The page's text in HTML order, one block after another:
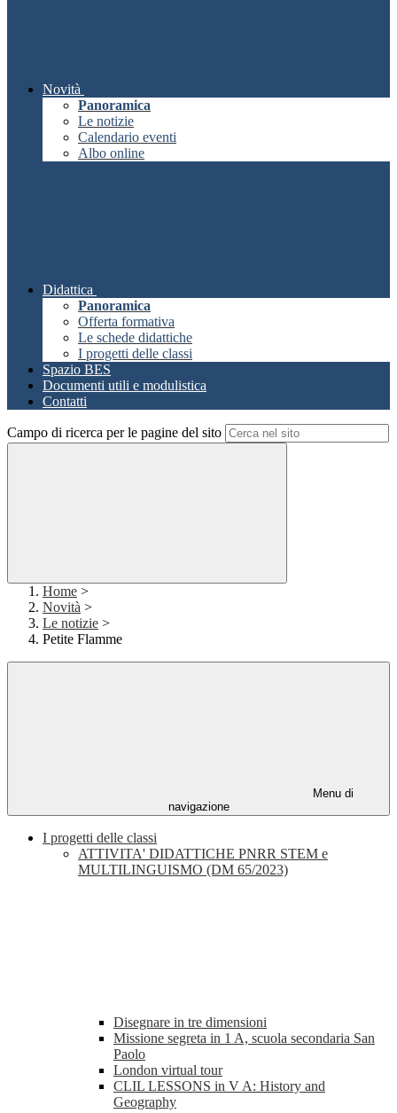
Novità
Panoramica
Le notizie
Calendario eventi
Albo online
Didattica
Panoramica
Offerta formativa
Le schede didattiche
I progetti delle classi
Spazio BES
Documenti utili e modulistica
Contatti
Campo di ricerca per le pagine del sito
Home >
Novità >
Le notizie >
Petite Flamme
Menu di
navigazione
I progetti delle classi
ATTIVITA' DIDATTICHE PNRR STEM e
MULTILINGUISMO (DM 65/2023)
Disegnare in tre dimensioni
Missione segreta in 1 A, scuola secondaria San
Paolo
London virtual tour
CLIL LESSONS in V A: History and
Geography